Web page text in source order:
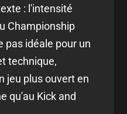
: l'intensité
Championship
pas idéale pour un
technique,
jeu plus ouvert en
qu'au Kick and